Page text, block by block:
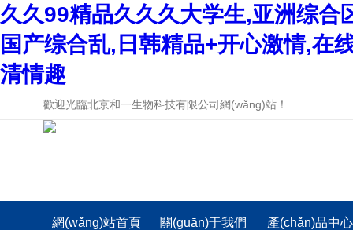
久久99精品久久久大学生,亚洲综
国产综合乱,日韩精品+开心激情,在
清情趣
歡迎光臨北京和一生物科技有限公司網(wǎng)站！
網(wǎng)站首頁 關(guān)于我們 產(chǎn)品中心